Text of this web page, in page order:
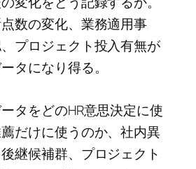
数の変化、業務適用事
プロジェクト投入有無が
タになり得る。
タをどのHR意思決定に使
だけに使うのか、社内異
継候補群、プロジェクト